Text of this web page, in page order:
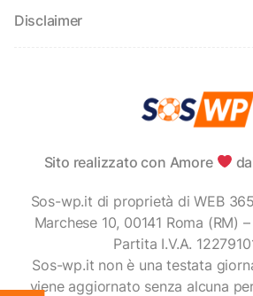
Disclaimer
Sito realizzato con Amore
Sos-wp.it di proprietà di WEB
Marchese 10, 00141 Roma (RM)
Partita I.V.A.
Sos-wp.it non è una testata
viene aggiornato senza alcuna